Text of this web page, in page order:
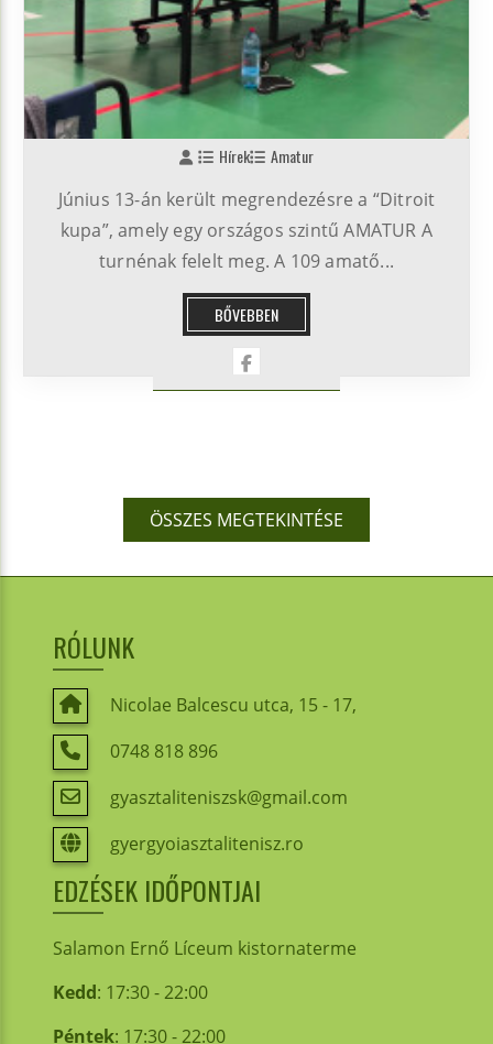
Hírek Amatur
Június 13-án került megrendezésre a “Ditroit
kupa”, amely egy országos szintű AMATUR A
turnénak felelt meg. A 109 amatő...
BŐVEBBEN
ÖSSZES MEGTEKINTÉSE
RÓLUNK
Nicolae Balcescu utca, 15 - 17,
0748 818 896
gyasztaliteniszsk@gmail.com
gyergyoiasztalitenisz.ro
EDZÉSEK IDŐPONTJAI
Salamon Ernő Líceum kistornaterme
Kedd: 17:30 - 22:00
Péntek: 17:30 - 22:00